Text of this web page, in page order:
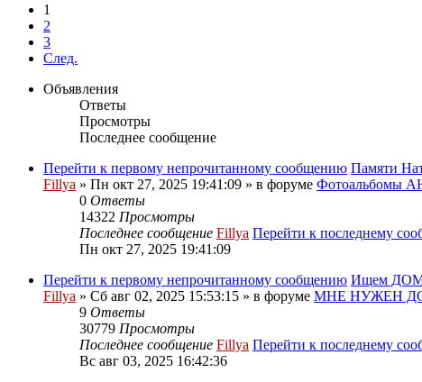
1
2
3
След.
Объявления
Ответы
Просмотры
Последнее сообщение
Перейти к первому непрочитанному сообщению Памяти
Fillya » Пн окт 27, 2025 19:41:09 » в форуме Фотоальбомы
0 Ответы
14322 Просмотры
Последнее сообщение Fillya Перейти к последнему
Пн окт 27, 2025 19:41:09
Перейти к первому непрочитанному сообщению Ищем ДОМ.
Fillya » Сб авг 02, 2025 15:53:15 » в форуме МНЕ НУЖЕН
9 Ответы
30779 Просмотры
Последнее сообщение Fillya Перейти к последнему
Вс авг 03, 2025 16:42:36